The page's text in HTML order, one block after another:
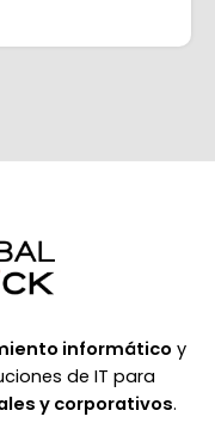
informático y
de IT para
y corporativos.